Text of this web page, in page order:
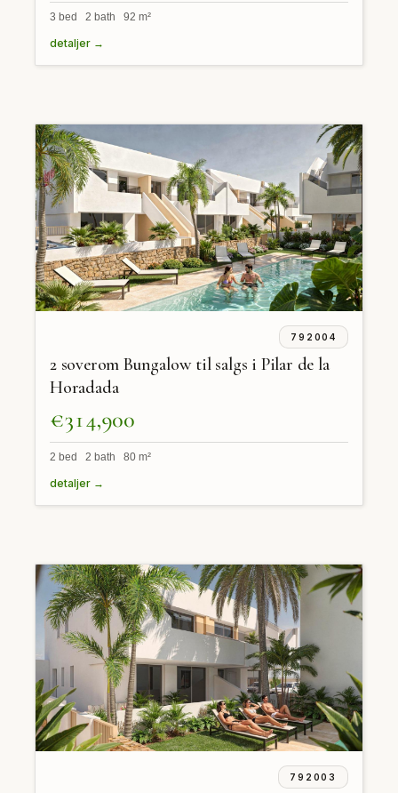
3 bed 2 bath 92 m²
detaljer →
792004
2 soverom Bungalow til salgs i Pilar de la
Horadada
€314,900
2 bed 2 bath 80 m²
detaljer →
792003